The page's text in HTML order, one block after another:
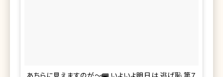
あちらに見えますのが～🚌 いよいよ明日は 逃げ恥 第７